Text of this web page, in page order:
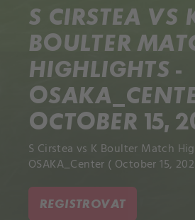
S CIRSTEA VS
BOULTER
HIGHLIGHTS -
OCTOBER 15,
S Cirstea vs K Boulter Match
OSAKA_Center ( October 15,
REGISTROVAT